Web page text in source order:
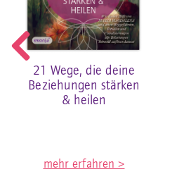
21 Wege, die deine
Beziehungen stärken
& heilen
mehr erfahren >